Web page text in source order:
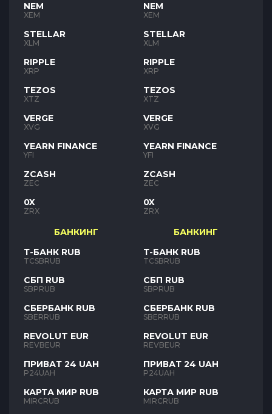
NEM
XEM
STELLAR
XLM
RIPPLE
XRP
TEZOS
XTZ
VERGE
XVG
YEARN FINANCE
YFI
ZCASH
ZEC
0X
ZRX
БАНКИНГ
Т-БАНК RUB
TCSBRUB
СБП RUB
SBPRUB
СБЕРБАНК RUB
SBERRUB
REVOLUT EUR
REVBEUR
ПРИВАТ 24 UAH
P24UAH
КАРТА МИР RUB
MIRCRUB
NEM
XEM
STELLAR
XLM
RIPPLE
XRP
TEZOS
XTZ
VERGE
XVG
YEARN FINANCE
YFI
ZCASH
ZEC
0X
ZRX
БАНКИНГ
Т-БАНК RUB
TCSBRUB
СБП RUB
SBPRUB
СБЕРБАНК RUB
SBERRUB
REVOLUT EUR
REVBEUR
ПРИВАТ 24 UAH
P24UAH
КАРТА МИР RUB
MIRCRUB